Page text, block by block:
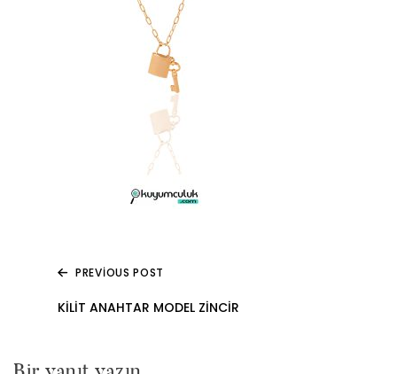
PREVIOUS POST
KILIT ANAHTAR MODEL ZINCIR